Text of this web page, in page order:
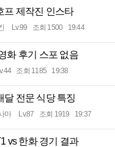
프 제작진 인스타
Lv.99 조회 1500 19:44
화 후기 스포 없음
조회 1185 19:38
달 전문 식당 특징
마 Lv.87 조회 1919 19:37
vs 한화 경기 결과